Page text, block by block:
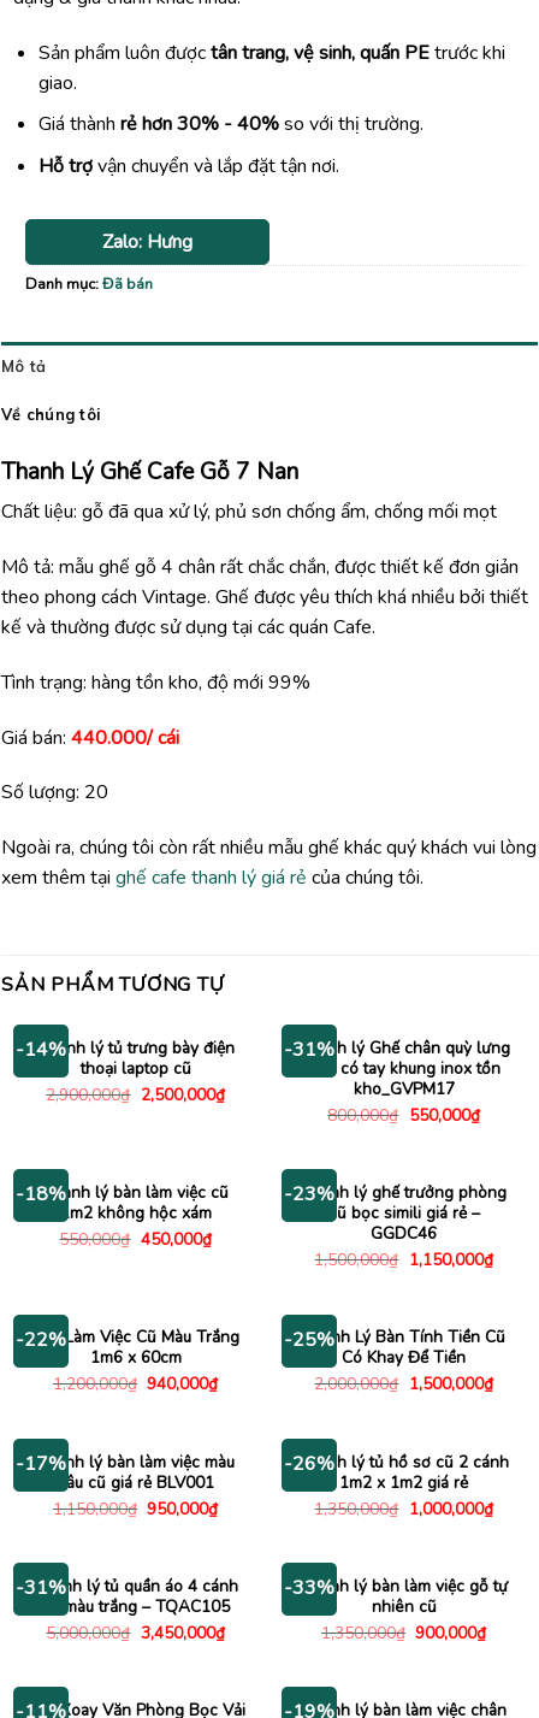
Sản phẩm luôn đượctân trang, vệ sinh, quấn PEtrước khi
giao.
Giá thành rẻ hơn 30% - 40%so với thị trường.
Hỗ trợvận chuyển và lắp đặt tận nơi.
Zalo: Hưng
Danh mục:Đã bán
Mô tả
Về chúng tôi
Thanh Lý Ghế Cafe Gỗ 7 Nan
Chất liệu: gỗ đã qua xử lý, phủ sơn chống ẩm, chống mối mọt
Mô tả: mẫu ghế gỗ 4 chân rất chắc chắn, được thiết kế đơn giản
theo phong cách Vintage. Ghế được yêu thích khá nhiều bởi thiết
kế và thường được sử dụng tại các quán Cafe.
Tình trạng: hàng tồn kho, độ mới 99%
Giá bán: 440.000/ cái
Số lượng: 20
Ngoài ra, chúng tôi còn rất nhiều mẫu ghế khác quý khách vui lòng
xem thêm tại ghế cafe thanh lý giá rẻ của chúng tôi.
SẢN PHẨM TƯƠNG TỰ
-14%
Thanh lý tủ trưng bày điện
thoại laptop cũ
2,900,000₫ Giá
gốc
2,500,000₫Giá
hiện
-31%
Thanh lý Ghế chân quỳ lưng
lưới có tay khung inox tồn
kho_GVPM17
800,000₫ Giá
550,000₫Giá
hiện
-18%Thanh lý bàn làm việc cũ
1m2 không hộc xám
550,000₫ Giá
450,000₫Giá
hiện
-23%
Thanh lý ghế trưởng phòng
cũ bọc simili giá rẻ –
GGDC46
1,500,000₫ Giá
gốc
1,150,000₫Giá
hiện
-22%
Bàn Làm Việc Cũ Màu Trắng
1m6 x 60cm
1,200,000₫ Giá
940,000₫Giá
hiện
940,000₫.
-25%
Thanh Lý Bàn Tính Tiền Cũ
Có Khay Để Tiền
2,000,000₫ Giá
gốc
1,500,000₫Giá
hiện
-17%
Thanh lý bàn làm việc màu
nâu cũ giá rẻ BLV001
1,150,000₫ Giá
950,000₫Giá
hiện
950,000₫.
-26%
Thanh lý tủ hồ sơ cũ 2 cánh
1m2 x 1m2 giá rẻ
1,350,000₫ Giá
gốc
1,000,000₫Giá
hiện
-31%
Thanh lý tủ quần áo 4 cánh
cũ màu trắng – TQAC105
5,000,000₫ Giá
gốc
3,450,000₫Giá
hiện
3,450,000₫.
-33%
Thanh lý bàn làm việc gỗ tự
nhiên cũ
1,350,000₫ Giá
900,000₫Giá
hiện
-11%
Ghế Xoay Văn Phòng Bọc Vải -19%
Thanh lý bàn làm việc chân